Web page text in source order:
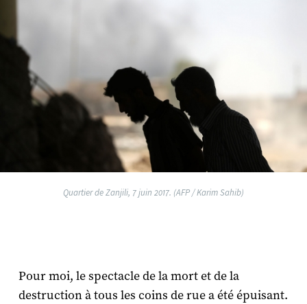
Quartier de Zanjili, 7 juin 2017. (AFP / Karim Sahib)
Pour moi, le spectacle de la mort et de la
destruction à tous les coins de rue a été épuisant.